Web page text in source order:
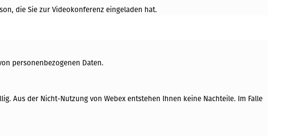
die Sie zur Videokonferenz eingeladen hat.
personenbezogenen Daten.
Aus der Nicht-Nutzung von Webex entstehen Ihnen keine Nachteile. Im Falle